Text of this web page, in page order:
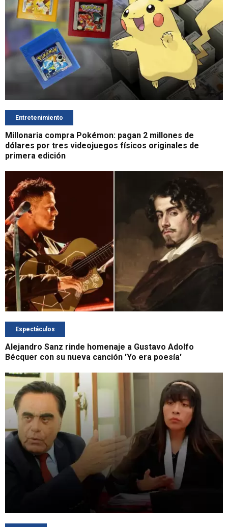
Entretenimiento
Millonaria compra Pokémon: pagan 2 millones de
dólares por tres videojuegos físicos originales de
primera edición
Espectáculos
Alejandro Sanz rinde homenaje a Gustavo Adolfo
Bécquer con su nueva canción 'Yo era poesía'